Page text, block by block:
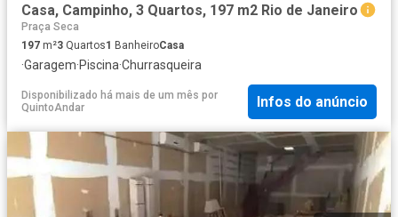
Casa, Campinho, 3 Quartos, 197 m2 Rio de Janeiro
Praça Seca
197 m²3 Quartos1 BanheiroCasa
·Garagem·Piscina·Churrasqueira
Disponibilizado há mais de um mês por
QuintoAndar
Infos do anúncio